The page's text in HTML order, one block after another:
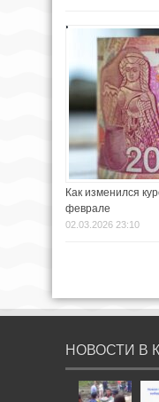
Как изменился
феврале
02.03.2026 23:10
НОВОСТИ В